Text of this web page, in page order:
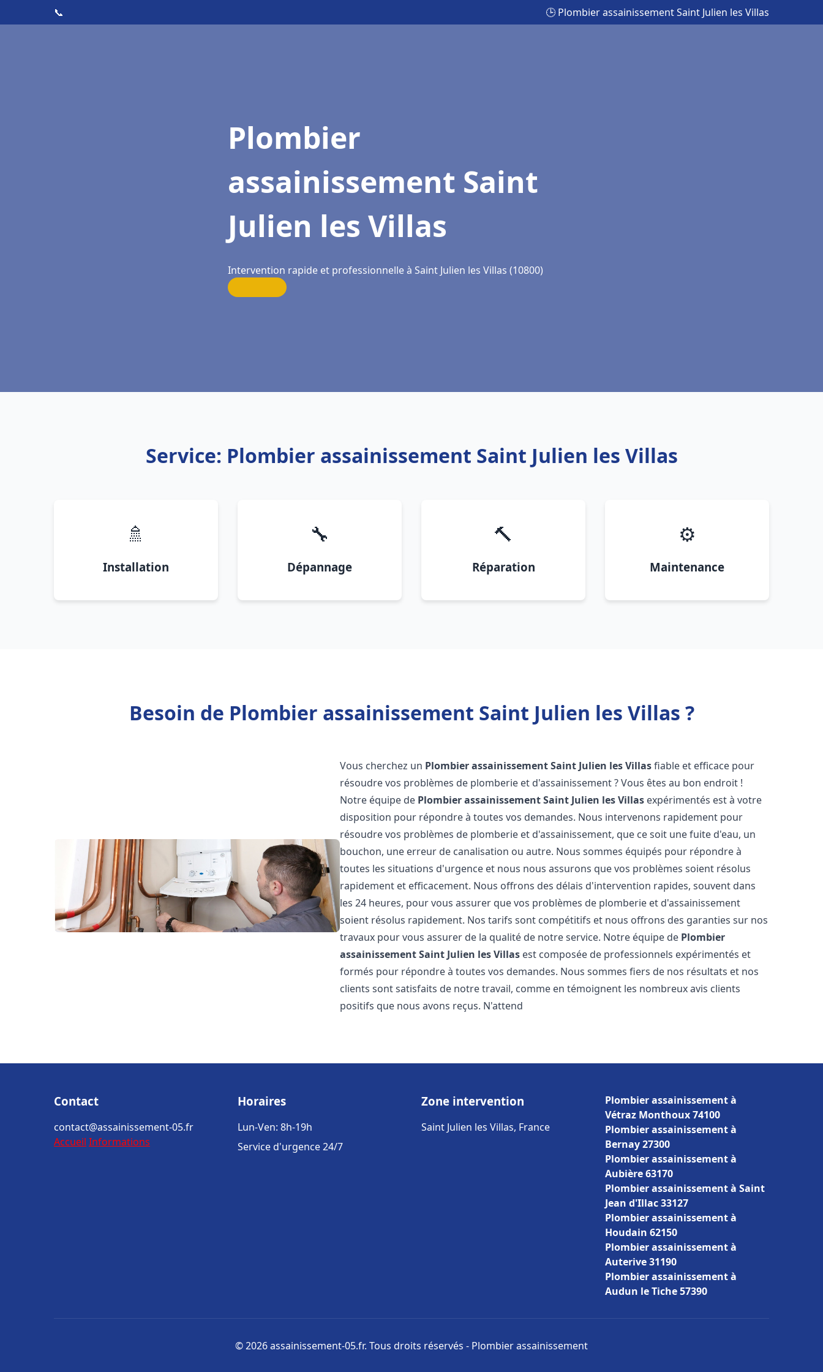
📞 🕒 Plombier assainissement Saint Julien les Villas
Plombier
assainissement Saint
Julien les Villas
Intervention rapide et professionnelle à Saint Julien les Villas (10800)
Service: Plombier assainissement Saint Julien les Villas
🚿
Installation
🔧
Dépannage
🔨
Réparation
⚙️
Maintenance
Besoin de Plombier assainissement Saint Julien les Villas ?
Vous cherchez un Plombier assainissementSaint Julien les Villasfiable et efficace pour
résoudre vos problèmes de plomberie et d'assainissement ? Vous êtes au bon endroit !
Notre équipe de Plombier assainissementSaint Julien les Villas expérimentés est à votre
disposition pour répondre à toutes vos demandes. Nous intervenons rapidement pour
résoudre vos problèmes de plomberie et d'assainissement, que ce soit une fuite d'eau, un
bouchon, une erreur de canalisation ou autre. Nous sommes équipés pour répondre à
toutes les situations d'urgence et nous nous assurons que vos problèmes soient résolus
rapidement et efficacement. Nous offrons des délais d'intervention rapides, souvent dans
les 24 heures, pour vous assurer que vos problèmes de plomberie et d'assainissement
soient résolus rapidement. Nos tarifs sont compétitifs et nous offrons des garanties sur nos
travaux pour vous assurer de la qualité de notre service. Notre équipe de Plombier
assainissementSaint Julien les Villas est composée de professionnels expérimentés et
formés pour répondre à toutes vos demandes. Nous sommes fiers de nos résultats et nos
clients sont satisfaits de notre travail, comme en témoignent les nombreux avis clients
positifs que nous avons reçus. N'attend
Contact
contact@assainissement-05.fr
Accueil Informations
Horaires
Lun-Ven: 8h-19h
Service d'urgence 24/7
Zone intervention
Saint Julien les Villas, France
Plombier assainissement à
Vétraz Monthoux 74100
Plombier assainissement à
Bernay 27300
Plombier assainissement à
Aubière 63170
Plombier assainissement à Saint
Jean d'Illac 33127
Plombier assainissement à
Houdain 62150
Plombier assainissement à
Auterive 31190
Plombier assainissement à
Audun le Tiche 57390
© 2026 assainissement-05.fr. Tous droits réservés - Plombier assainissement